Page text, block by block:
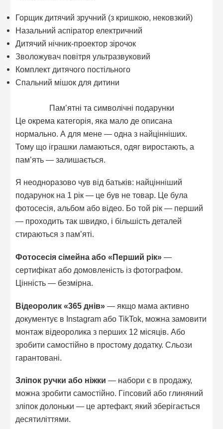
Горщик дитячий зручний (з кришкою, нековзкий)
Назальний аспіратор електричний
Дитячий нічник-проектор зірочок
Зволожувач повітря ультразвуковий
Комплект дитячого постільного
Спальний мішок для дитини
Пам’ятні та символічні подарунки
Це окрема категорія, яка мало де описана
нормально. А для мене — одна з найцінніших.
Тому що іграшки ламаються, одяг виростають, а
пам’ять — залишається.
Я неодноразово чув від батьків: найцінніший
подарунок на 1 рік — це був не товар. Це була
фотосесія, альбом або відео. Бо той рік — перший
— проходить так швидко, і більшість деталей
стираються з пам’яті.
Фотосесія сімейна або «Перший рік» —
сертифікат або домовленість із фотографом.
Цінність — безмірна.
Відеоролик «365 днів» — якщо мама активно
документує в Instagram або TikTok, можна замовити
монтаж відеоролика з перших 12 місяців. Або
зробити самостійно в простому додатку. Сльози
гарантовані.
Зліпок ручки або ніжки — набори є в продажу,
можна зробити самостійно. Гіпсовий або глиняний
зліпок долоньки — це артефакт, який зберігається
десятиліттями.